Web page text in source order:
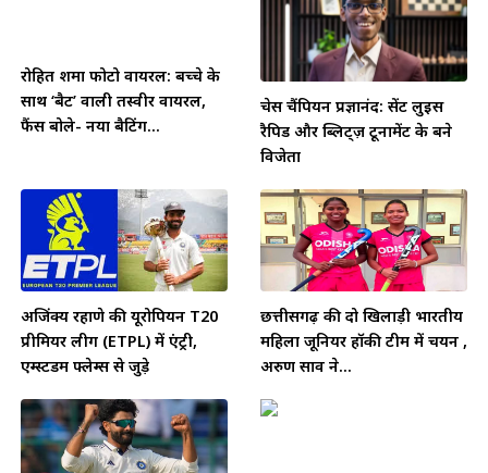
रोहित शर्मा फोटो वायरल: बच्चे के
साथ ‘बैट’ वाली तस्वीर वायरल,
फैंस बोले- नया बैटिंग...
चेस चैंपियन प्रज्ञानंद: सेंट लुइस
रैपिड और ब्लिट्ज़ टूर्नामेंट के बने
विजेता
अजिंक्य रहाणे की यूरोपियन T20
प्रीमियर लीग (ETPL) में एंट्री,
एम्स्टर्डम फ्लेम्स से जुड़े
छत्तीसगढ़ की दो खिलाड़ी भारतीय
महिला जूनियर हॉकी टीम में चयन ,
अरुण साव ने...